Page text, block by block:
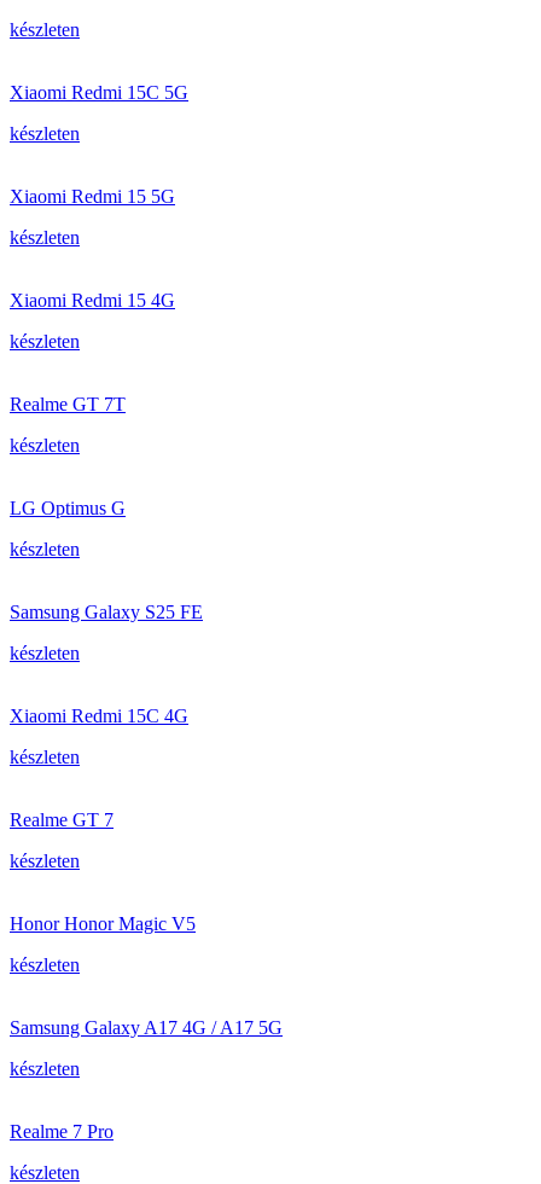
készleten
Xiaomi Redmi 15C 5G
készleten
Xiaomi Redmi 15 5G
készleten
Xiaomi Redmi 15 4G
készleten
Realme GT 7T
készleten
LG Optimus G
készleten
Samsung Galaxy S25 FE
készleten
Xiaomi Redmi 15C 4G
készleten
Realme GT 7
készleten
Honor Honor Magic V5
készleten
Samsung Galaxy A17 4G / A17 5G
készleten
Realme 7 Pro
készleten